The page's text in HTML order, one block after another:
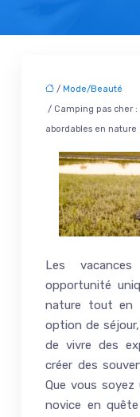
/ Mode/Beauté
/ Camping pas cher
abordables en nature
Les
opportunité
nature tout en
option de
de vivre des
créer des
Que vous
novice en